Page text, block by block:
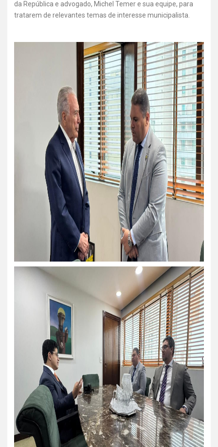
da República e advogado, Michel Temer e sua equipe, para
tratarem de relevantes temas de interesse municipalista.